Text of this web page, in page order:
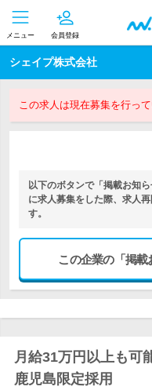
メニュー 会員登録
シェイプ株式会社
この求人は現在募集を行って
以下のボタンで「掲載お知
に求人募集をした際、求人
す。
この企業の「掲載
月給31万円以上も可
鹿児島限定採用